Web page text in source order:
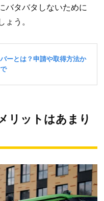
バタバタしないために
ょう。
リットはあまり